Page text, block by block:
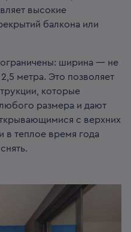
высокие
балкона или
ограничены: ширина — не
метра. Это позволяет
которые
размера и дают
с верхних
в теплое время года